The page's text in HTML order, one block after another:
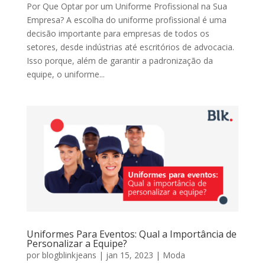
Por Que Optar por um Uniforme Profissional na Sua
Empresa? A escolha do uniforme profissional é uma
decisão importante para empresas de todos os
setores, desde indústrias até escritórios de advocacia.
Isso porque, além de garantir a padronização da
equipe, o uniforme...
Uniformes Para Eventos: Qual a Importância de
Personalizar a Equipe?
por blogblinkjeans | jan 15, 2023 | Moda